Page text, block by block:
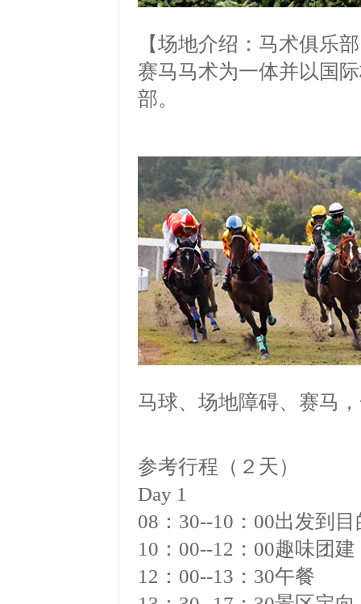
【场地介绍：马术俱乐
赛马马术为一体并以国
部。
马球、场地障碍、赛马
参考行程（２天）
Day 1
08 ： 30--10 ： 00出发到目
10 ： 00--12 ： 00趣味团建
12 ： 00--13 ： 30午餐